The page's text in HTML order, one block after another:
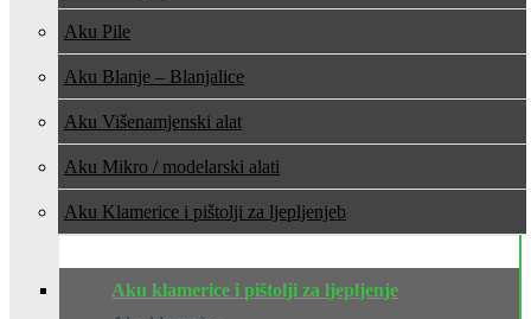
Aku Pile
Aku Blanje – Blanjalice
Aku Višenamjenski alat
Aku Mikro / modelarski alati
Aku Klamerice i pištolji za ljepljenje
Aku klamerice i pištolji za ljepljenje